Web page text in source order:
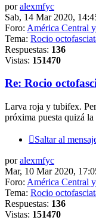
poralexmfyc
Sab, 14 Mar 2020,
Foro: América Central
Tema: Rocio
Respuestas: 136
Vistas: 151470
Re: Rocio
Larva roja y tubifex.
próxima puesta quizá la
Saltar al
poralexmfyc
Mar, 10 Mar 2020,
Foro: América Central
Tema: Rocio
Respuestas: 136
Vistas: 151470